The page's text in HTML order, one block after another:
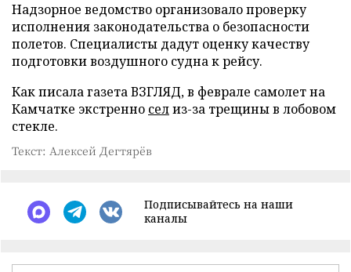
Надзорное ведомство организовало проверку
исполнения законодательства о безопасности
полетов. Специалисты дадут оценку качеству
подготовки воздушного судна к рейсу.
Как писала газета ВЗГЛЯД, в феврале самолет на
Камчатке экстренно селиз-за трещины в лобовом
стекле.
Текст: Алексей Дегтярёв
Подписывайтесь на наши
каналы